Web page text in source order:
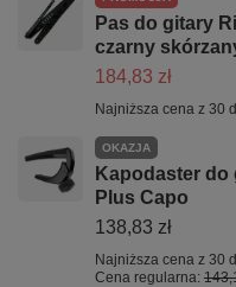
Pas do gitary
czarny
184,83 zł
Najniższa cena z 30
OKAZJA
Kapodaster do
Plus Capo
138,83 zł
Najniższa cena z 30
Cena regularna: